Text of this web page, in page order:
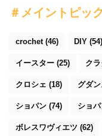
＃メイントピッ
crochet(46) DIY (54)
イースター (25) ク
クロシェ (18) グダ
ショパン (74) ショ
ボレスワヴィエツ (62)